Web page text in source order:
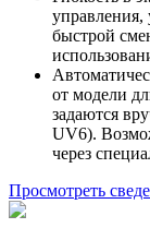
быстрой
от модели
задаются
UV6).
через
Просмотреть